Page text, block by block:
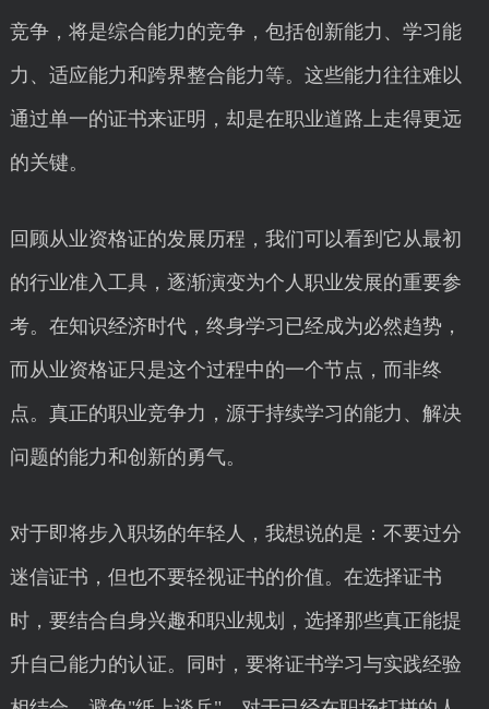
竞争，将是综合能力的竞争，包括创新能力、学习能
力、适应能力和跨界整合能力等。这些能力往往难以
通过单一的证书来证明，却是在职业道路上走得更远
的关键。
回顾从业资格证的发展历程，我们可以看到它从最初
的行业准入工具，逐渐演变为个人职业发展的重要参
考。在知识经济时代，终身学习已经成为必然趋势，
而从业资格证只是这个过程中的一个节点，而非终
点。真正的职业竞争力，源于持续学习的能力、解决
问题的能力和创新的勇气。
对于即将步入职场的年轻人，我想说的是：不要过分
迷信证书，但也不要轻视证书的价值。在选择证书
时，要结合自身兴趣和职业规划，选择那些真正能提
升自己能力的认证。同时，要将证书学习与实践经验